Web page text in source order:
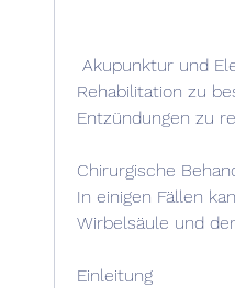
Rehabilitation zu
Entzündungen zu
Chirurgische
In einigen Fällen
Wirbelsäule und
Einleitung